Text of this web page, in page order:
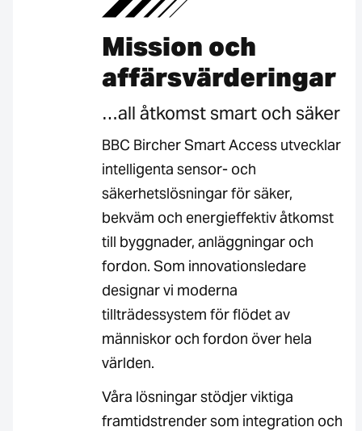
Mission och
affärsvärderingar
…all åtkomst smart och säker
BBC Bircher Smart Access utvecklar
intelligenta sensor- och
säkerhetslösningar för säker,
bekväm och energieffektiv åtkomst
till byggnader, anläggningar och
fordon. Som innovationsledare
designar vi moderna
tillträdessystem för flödet av
människor och fordon över hela
världen.
Våra lösningar stödjer viktiga
framtidstrender som integration och